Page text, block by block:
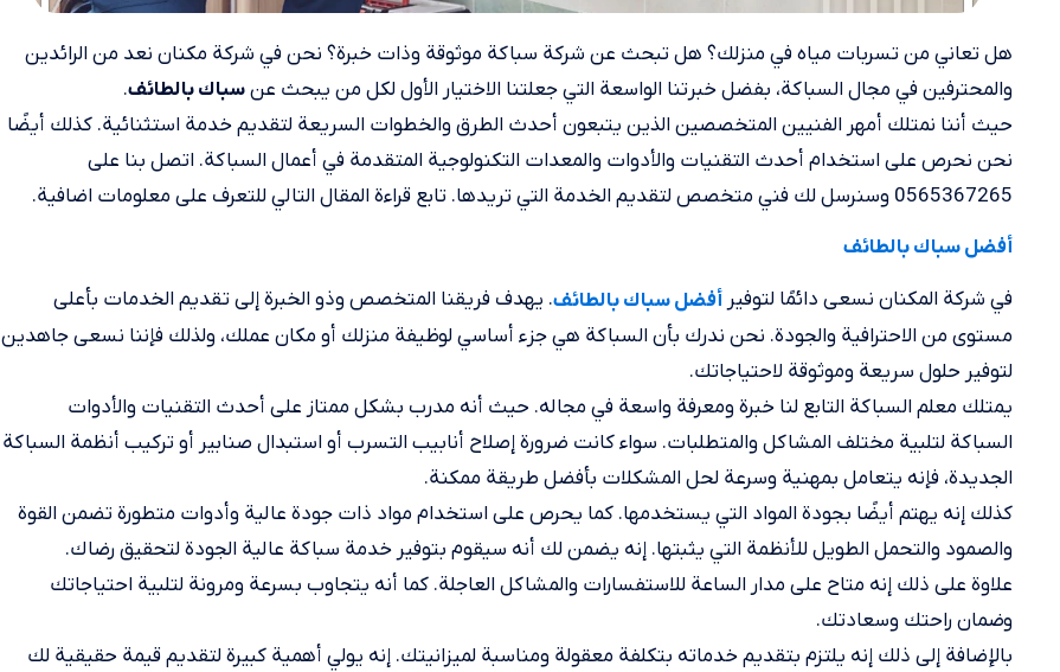
هل تعاني من تسربات مياه في منزلك؟ هل تبحث عن شركة سباكة موثوقة وذات خبرة؟ نحن في شركة مكنان نعد من الرائدين
والمحترفين في مجال السباكة، بفضل خبرتنا الواسعة التي جعلتنا الاختيار الأول لكل من يبحث عنسباك بالطائف.
حيث أننا نمتلك أمهر الفنيين المتخصصين الذين يتبعون أحدث الطرق والخطوات السريعة لتقديم خدمة استثنائية. كذلك أيضًا
نحن نحرص على استخدام أحدث التقنيات والأدوات والمعدات التكنولوجية المتقدمة في أعمال السباكة. اتصل بنا على
0565367265 وسنرسل لك فني متخصص لتقديم الخدمة التي تريدها. تابع قراءة المقال التالي للتعرف على معلومات اضافية.
أفضل سباك بالطائف
في شركة المكنان نسعى دائمًا لتوفير أفضل سباك بالطائف. يهدف فريقنا المتخصص وذو الخبرة إلى تقديم الخدمات بأعلى
مستوى من الاحترافية والجودة. نحن ندرك بأن السباكة هي جزء أساسي لوظيفة منزلك أو مكان عملك، ولذلك فإننا نسعى جاهدين
لتوفير حلول سريعة وموثوقة لاحتياجاتك.
يمتلك معلم السباكة التابع لنا خبرة ومعرفة واسعة في مجاله. حيث أنه مدرب بشكل ممتاز على أحدث التقنيات والأدوات
السباكة لتلبية مختلف المشاكل والمتطلبات. سواء كانت ضرورة إصلاح أنابيب التسرب أو استبدال صنابير أو تركيب أنظمة السباكة
الجديدة، فإنه يتعامل بمهنية وسرعة لحل المشكلات بأفضل طريقة ممكنة.
كذلك إنه يهتم أيضًا بجودة المواد التي يستخدمها. كما يحرص على استخدام مواد ذات جودة عالية وأدوات متطورة تضمن القوة
والصمود والتحمل الطويل للأنظمة التي يثبتها. إنه يضمن لك أنه سيقوم بتوفير خدمة سباكة عالية الجودة لتحقيق رضاك.
علاوة على ذلك إنه متاح على مدار الساعة للاستفسارات والمشاكل العاجلة. كما أنه يتجاوب بسرعة ومرونة لتلبية احتياجاتك
وضمان راحتك وسعادتك.
بالإضافة إلى ذلك إنه يلتزم بتقديم خدماته بتكلفة معقولة ومناسبة لميزانيتك. إنه يولي أهمية كبيرة لتقديم قيمة حقيقية لك